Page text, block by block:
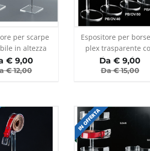
per scarpe
in altezza
€ 9,00
€12,00
Espositore per
plex trasparente
base ovale
Da € 9,00
Da €15,00
IN OFFERTA